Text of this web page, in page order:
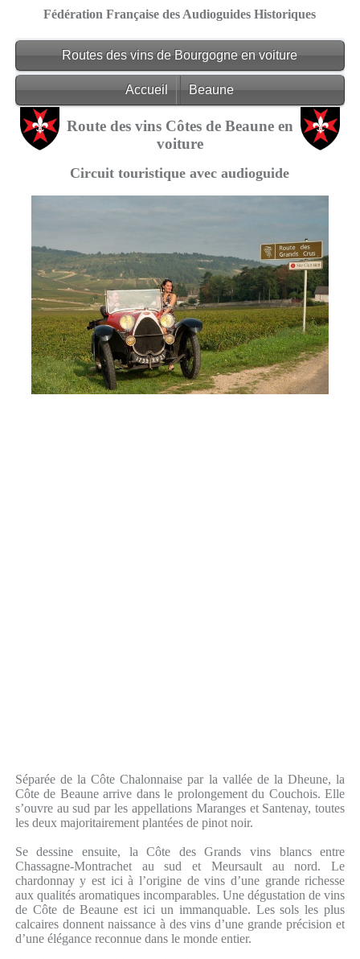
Fédération Française des Audioguides Historiques
Routes des vins de Bourgogne en voiture
Accueil Beaune
Route des vins Côtes de Beaune en
voiture
Circuit touristique avec audioguide
Séparée de la Côte Chalonnaise par la vallée de la Dheune, la
Côte de Beaune arrive dans le prolongement du Couchois. Elle
s’ouvre au sud par les appellations Maranges et Santenay, toutes
les deux majoritairement plantées de pinot noir.
Se dessine ensuite, la Côte des Grands vins blancs entre
Chassagne-Montrachet au sud et Meursault au nord. Le
chardonnay y est ici à l’origine de vins d’une grande richesse
aux qualités aromatiques incomparables. Une dégustation de vins
de Côte de Beaune est ici un immanquable. Les sols les plus
calcaires donnent naissance à des vins d’une grande précision et
d’une élégance reconnue dans le monde entier.